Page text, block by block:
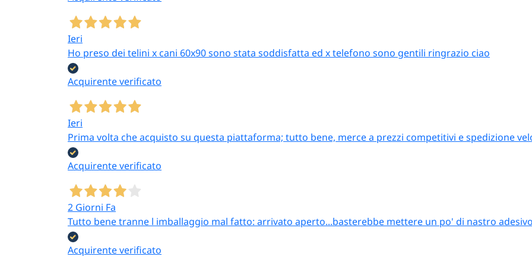
Ieri
Ho preso dei telini x cani 60x90 sono stata soddisfatta ed x telefono sono gentili ringrazio ciao
Acquirente verificato
Ieri
Prima volta che acquisto su questa piattaforma; tutto bene, merce a prezzi competitivi e spedizione
Acquirente verificato
2 Giorni Fa
Tutto bene tranne l imballaggio mal fatto: arrivato aperto...basterebbe mettere un po' di nastro adesivo
Acquirente verificato